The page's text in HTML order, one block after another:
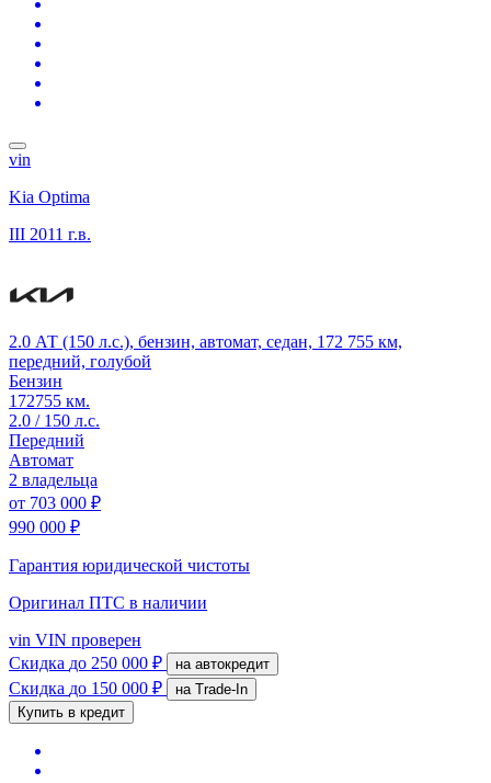
vin
Kia Optima
III 2011 г.в.
2.0 АТ (150 л.с.), бензин, автомат, седан, 172 755 км,
передний, голубой
Бензин
172755 км.
2.0 / 150 л.с.
Передний
Автомат
2 владельца
от 703 000 ₽
990 000 ₽
Гарантия юридической чистоты
Оригинал ПТС в наличии
vin VIN проверен
Скидка до 250 000 ₽ на автокредит
Скидка до 150 000 ₽
на Trade-In
Купить в кредит